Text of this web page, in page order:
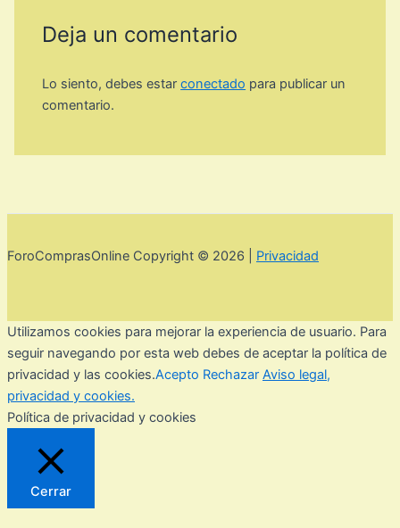
Deja un comentario
Lo siento, debes estarconectado para publicar un
comentario.
ForoComprasOnline Copyright © 2026 | Privacidad
Utilizamos cookies para mejorar la experiencia de usuario. Para
seguir navegando por esta web debes de aceptar la política de
privacidad y las cookies.Acepto Rechazar Aviso legal,
privacidad y cookies.
Política de privacidad y cookies
Cerrar